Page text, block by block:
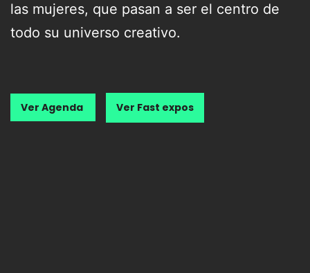
las mujeres, que pasan a ser el centro de
todo su universo creativo.
Ver Agenda Ver Fast expos